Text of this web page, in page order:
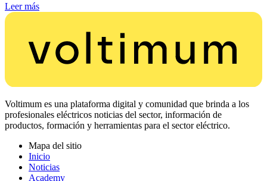
Leer más
Voltimum es una plataforma digital y comunidad que brinda a los
profesionales eléctricos noticias del sector, información de
productos, formación y herramientas para el sector eléctrico.
Mapa del sitio
Inicio
Noticias
Academy